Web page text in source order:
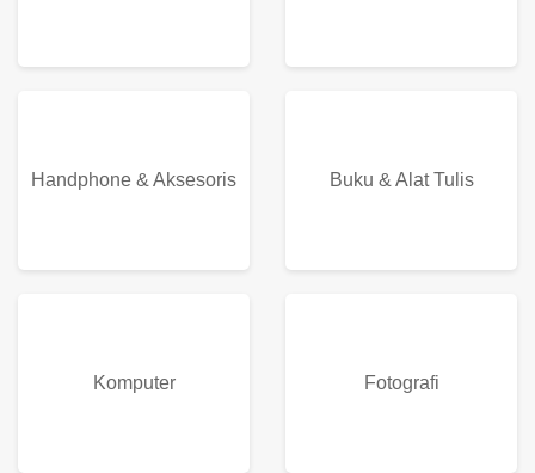
Handphone & Aksesoris Buku & Alat Tulis
Komputer Fotografi